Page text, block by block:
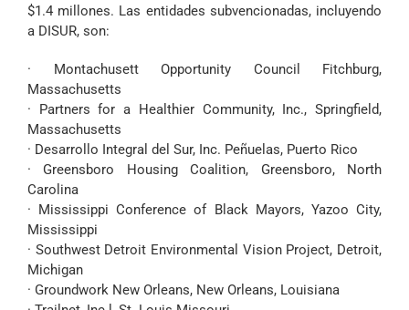
$1.4 millones. Las entidades subvencionadas, incluyendo
a DISUR, son:
· Montachusett Opportunity Council Fitchburg,
Massachusetts
· Partners for a Healthier Community, Inc., Springfield,
Massachusetts
· Desarrollo Integral del Sur, Inc. Peñuelas, Puerto Rico
· Greensboro Housing Coalition, Greensboro, North
Carolina
· Mississippi Conference of Black Mayors, Yazoo City,
Mississippi
· Southwest Detroit Environmental Vision Project, Detroit,
Michigan
· Groundwork New Orleans, New Orleans, Louisiana